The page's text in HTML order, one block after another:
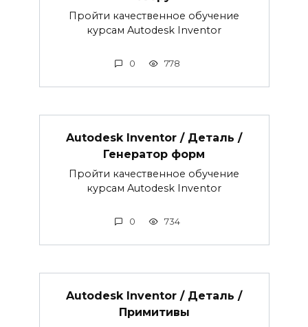
Пройти качественное обучение
курсам Autodesk Inventor
0 778
Autodesk Inventor / Деталь /
Генератор форм
Пройти качественное обучение
курсам Autodesk Inventor
0 734
Autodesk Inventor / Деталь /
Примитивы